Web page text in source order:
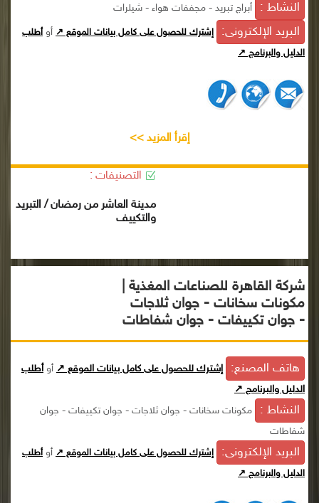
النشاط : أبراج تبريد - مجففات هواء - شيلرات
البريد الإلكترونى: إشترك للحصول على كامل بيانات الموقع ↗ أوأطلب
الدليل والبرنامج ↗
إقرأ المزيد >>
التصنيفات :
مدينة العاشر من رمضان / التبريد
والتكييف
شركة القاهرة للصناعات المغذية |
مكونات سخانات - جوان ثلاجات
- جوان تكييفات - جوان شفاطات
هاتف المصنع: إشترك للحصول على كامل بيانات الموقع ↗ أوأطلب
الدليل والبرنامج ↗
النشاط :
مكونات سخانات - جوان ثلاجات - جوان تكييفات - جوان
شفاطات
البريد الإلكترونى: إشترك للحصول على كامل بيانات الموقع ↗ أوأطلب
الدليل والبرنامج ↗